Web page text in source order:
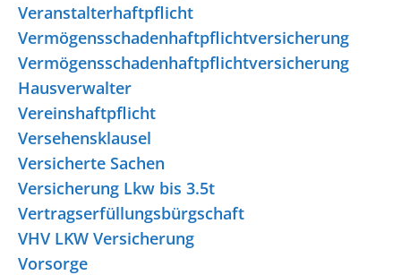
Veranstalterhaftpflicht
Vermögensschadenhaftpflichtversicherung
Vermögensschadenhaftpflichtversicherung
Hausverwalter
Vereinshaftpflicht
Versehensklausel
Versicherte Sachen
Versicherung Lkw bis 3.5t
Vertragserfüllungsbürgschaft
VHV LKW Versicherung
Vorsorge